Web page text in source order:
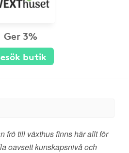
Ger 3%
butik
frö till växthus finns här allt för
oavsett kunskapsnivå och